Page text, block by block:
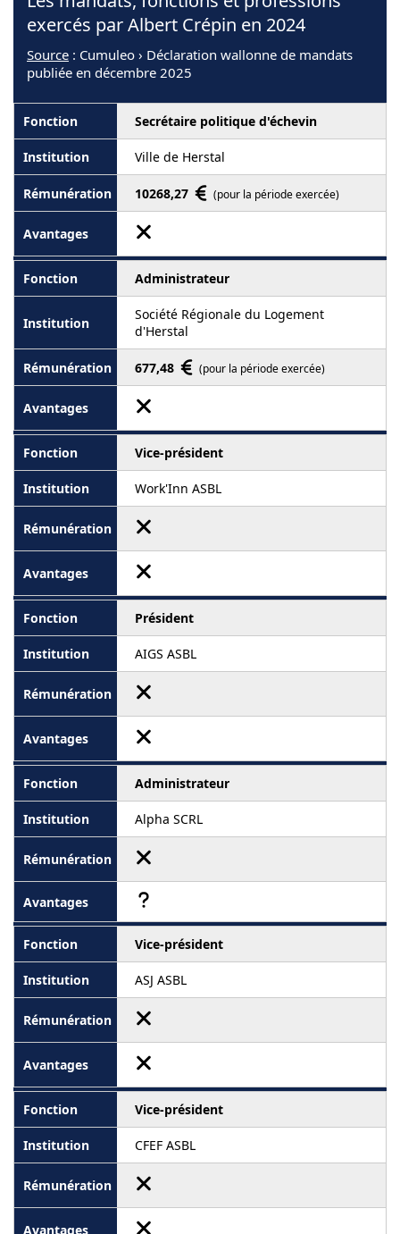
exercés par Albert Crépin en 2024
Source : Cumuleo › Déclaration wallonne de mandats
publiée en décembre 2025
Secrétaire politique d'échevin
Ville de Herstal
10268,27 (pour la période exercée)
Administrateur
Société Régionale du Logement
d'Herstal
677,48 (pour la période exercée)
Vice-président
Work'Inn ASBL
Président
AIGS ASBL
Administrateur
Alpha SCRL
Vice-président
ASJ ASBL
Vice-président
CFEF ASBL